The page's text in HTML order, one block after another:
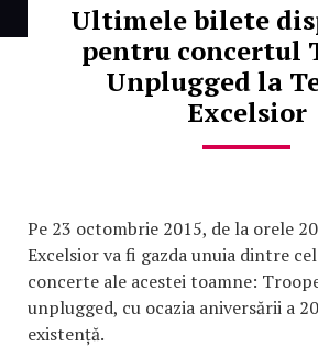
Ultimele bilete
pentru concertul
Unplugged la
Excelsior
Pe 23 octombrie 2015, de la orele
Excelsior va fi gazda unuia dintre
concerte ale acestei toamne:
unplugged, cu ocazia aniversării a
existență.